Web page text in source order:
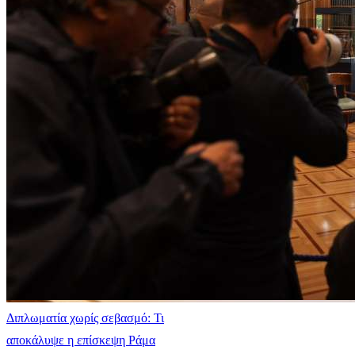
Διπλωματία χωρίς σεβασμό: Τι
αποκάλυψε η επίσκεψη Ράμα